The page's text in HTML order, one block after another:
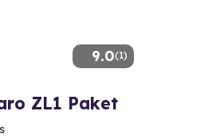
9.0(1)
ZL1 Paket